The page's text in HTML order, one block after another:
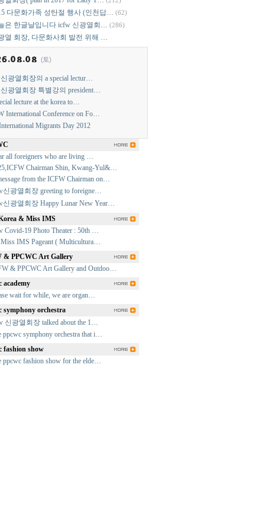
다문화가족 성탄절 행사 (인천답… (62)
은 한글날입니다 icfw 신광열회… (286)
열 회장, 다문화사회 발전 위해 …
광열회장의 a special lectur…
광열회장 특별강의 president…
lecture at the korea to…
International Conference on Fo…
Migrants Day 2012
all foreigners who are living …
Chairman Shin, Kwang-Yul&…
from the ICFW Chairman on…
신광열회장 greeting to foreigne…
신광열회장 Happy Lunar New Year…
& Miss IMS
Covid-19 Photo Theater : 50th …
Miss IMS Pageant ( Multicultura…
PPCWC Art Gallery
& PPCWC Art Gallery and Outdoo…
wait for while, we are organ…
orchestra
신광열회장 talked about the 1…
ppcwc symphony orchestra that i…
show
ppcwc fashion show for the elde…